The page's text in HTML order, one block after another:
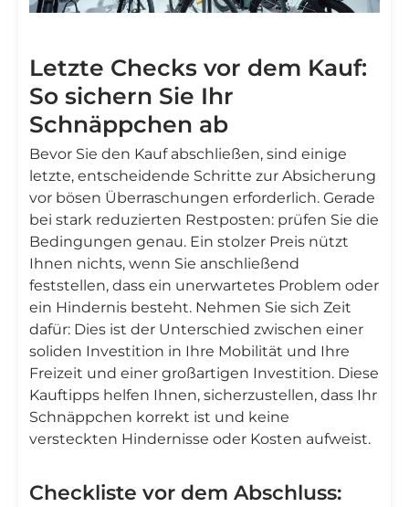
Letzte Checks vor dem Kauf:
So sichern Sie Ihr
Schnäppchen ab
Bevor Sie den Kauf abschließen, sind einige
letzte, entscheidende Schritte zur Absicherung
vor bösen Überraschungen erforderlich. Gerade
bei stark reduzierten Restposten: prüfen Sie die
Bedingungen genau. Ein stolzer Preis nützt
Ihnen nichts, wenn Sie anschließend
feststellen, dass ein unerwartetes Problem oder
ein Hindernis besteht. Nehmen Sie sich Zeit
dafür: Dies ist der Unterschied zwischen einer
soliden Investition in Ihre Mobilität und Ihre
Freizeit und einer großartigen Investition. Diese
Kauftipps helfen Ihnen, sicherzustellen, dass Ihr
Schnäppchen korrekt ist und keine
versteckten Hindernisse oder Kosten aufweist.
Checkliste vor dem Abschluss: